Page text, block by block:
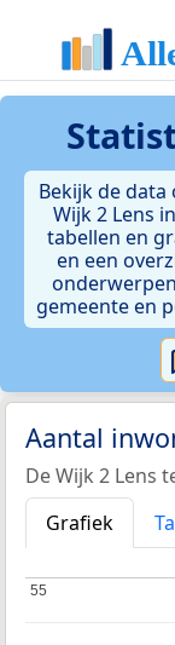
Bekijk de
Wijk 2 Lens
tabellen en
en een
gemeente en
Aantal
De Wijk 2 Lens
Grafiek
55
55